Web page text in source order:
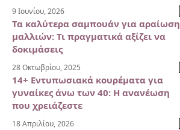
9 Ιουνίου, 2026
Τα καλύτερα σαμπουάν για αραίωση
μαλλιών: Τι πραγματικά αξίζει να
δοκιμάσεις
28 Οκτωβρίου, 2025
14+ Εντυπωσιακά κουρέματα για
γυναίκες άνω των 40: Η ανανέωση
που χρειάζεστε
18 Απριλίου, 2026